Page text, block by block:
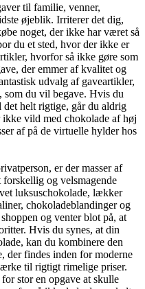
til familie, venner,
øjeblik. Irriterer det dig,
noget, der ikke har været så
du et sted, hvor der ikke er
hvorfor så ikke gøre som
der emmer af kvalitet og
udvalg af gaveartikler,
du vil begave. Hvis du
helt rigtige, går du aldrig
vild med chokolade af høj
af på de virtuelle hylder hos
er der masser af
og velsmagende
luksuschokolade, lækker
chokoladeblandinger og
og venter blot på, at
Hvis du synes, at din
kan du kombinere den
der findes inden for moderne
til rigtigt rimelige priser.
stor en opgave at skulle